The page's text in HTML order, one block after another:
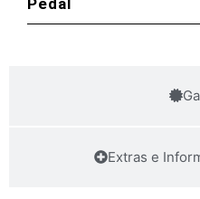
Extras e